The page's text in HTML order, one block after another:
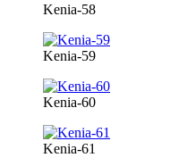
Kenia-58
Kenia-59
Kenia-60
Kenia-61